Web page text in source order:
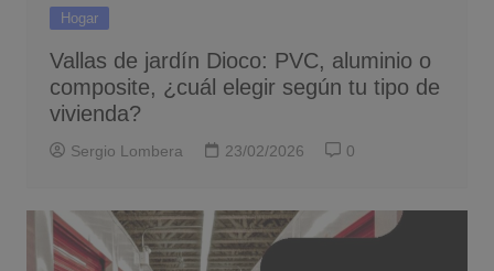
Hogar
Vallas de jardín Dioco: PVC, aluminio o
composite, ¿cuál elegir según tu tipo de
vivienda?
Sergio Lombera 23/02/2026 0